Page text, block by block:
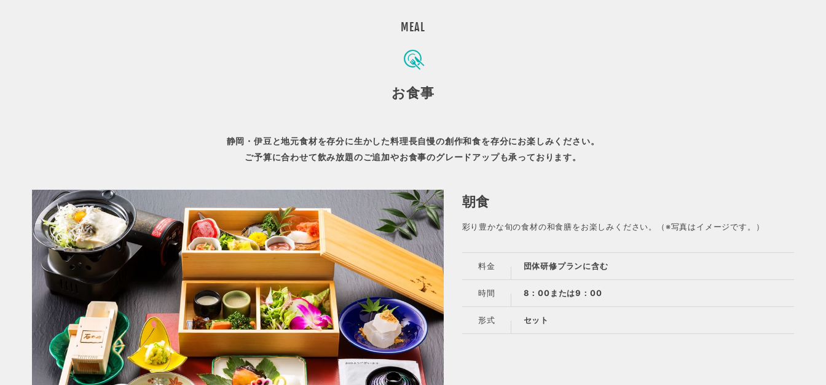
MEAL
お食事
静岡・伊豆と地元食材を存分に生かした料理長自慢の創作和食を存分にお楽しみください。
ご予算に合わせて飲み放題のご追加やお食事のグレードアップも承っております。
朝食
彩り豊かな旬の食材の和食膳をお楽しみください。（※写真はイメージです。）
料金 団体研修プランに含む
時間 8：00または9：00
形式 セット